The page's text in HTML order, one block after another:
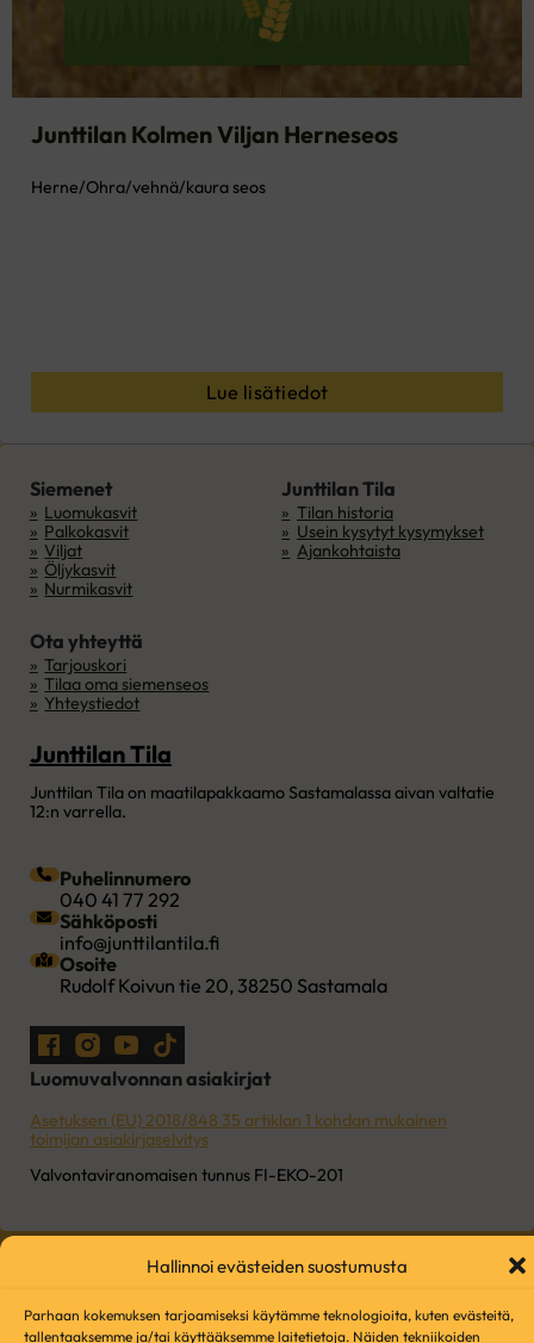
Hallinnoi evästeiden suostumusta
Parhaan kokemuksen tarjoamiseksi käytämme teknologioita, kuten evästeitä,
tallentaaksemme ja/tai käyttääksemme laitetietoja. Näiden tekniikoiden
Junttilan Kolmen Viljan Herneseos
Herne/Ohra/vehnä/kaura seos
Lue lisätiedot
Junttilan Tila
Junttilan Tila on maatilapakkaamo Sastamalassa aivan valtatie
12:n varrella.
Puhelinnumero
040 41 77 292
Sähköposti
info@junttilantila.fi
Osoite
Rudolf Koivun tie 20, 38250 Sastamala
Seuraa meitä Facebookissa
Seuraa meitä Instagramissa
Seuraa meitä YouTubessa
Seuraa meitä TikTokissa
Siemenet
Luomukasvit
Palkokasvit
Viljat
Öljykasvit
Nurmikasvit
Junttilan Tila
Tilan historia
Usein kysytyt kysymykset
Ajankohtaista
Ota yhteyttä
Tarjouskori
Tilaa oma siemenseos
Yhteystiedot
Luomuvalvonnan asiakirjat
Asetuksen (EU) 2018/848 35 artiklan 1 kohdan mukainen
toimijan asiakirjaselvitys
Valvontaviranomaisen tunnus FI-EKO-201